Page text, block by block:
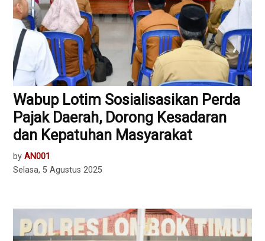
Wabup Lotim Sosialisasikan Perda
Pajak Daerah, Dorong Kesadaran
dan Kepatuhan Masyarakat ‎
by AN001
Selasa, 5 Agustus 2025